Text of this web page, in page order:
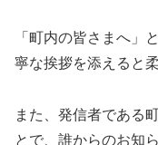
「町内の皆さまへ」
寧な挨拶を添えると
また、発信者である
とで、誰からのお知